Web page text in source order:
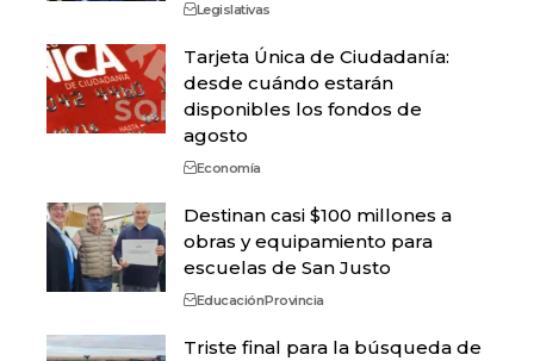
Legislativas
Tarjeta Única de Ciudadanía:
desde cuándo estarán
disponibles los fondos de
agosto
Economía
Destinan casi $100 millones a
obras y equipamiento para
escuelas de San Justo
EducaciónProvincia
Triste final para la búsqueda de